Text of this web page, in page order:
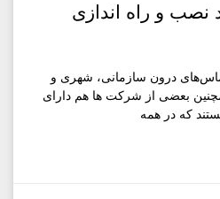
و راه اندازی
درون سازمانی، شهری و
بعضی از شرکت ها هم دارای
که در همه